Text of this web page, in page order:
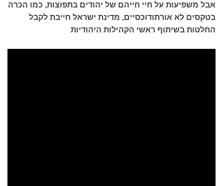
אבל משפיעות על חיי חייהם של יהודים בתפוצות, כמו הכרה
בטקסים לא אורתודוכסיים, מדינת ישראל חייבת לקבל
החלטות בשיתוף ראשי הקהילות היהודיות